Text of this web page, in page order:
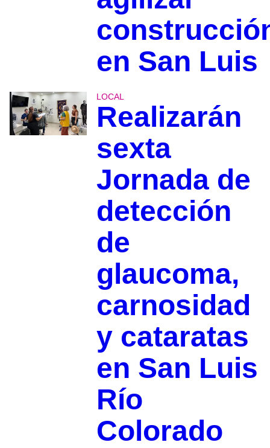
en San Luis
LOCAL
Realizarán
sexta
Jornada de
detección
de
glaucoma,
carnosidad
y cataratas
en San Luis
Río
Colorado